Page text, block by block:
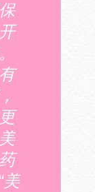
美